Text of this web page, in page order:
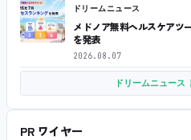
ドリームニュース
メドノア無料ヘルスケアツ
を発表
2026.08.07
ドリームニュー
PR ワイヤー